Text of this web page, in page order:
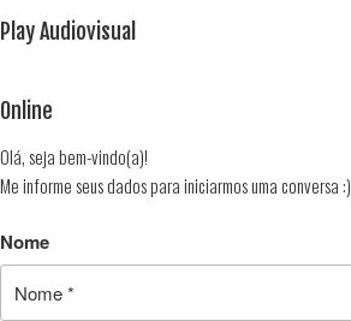
Play Audiovisual
Online
Olá, seja bem-vindo(a)!
Me informe seus dados para iniciarmos uma conversa :)
Nome